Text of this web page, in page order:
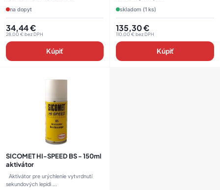
na dopyt
34,44€
28,00 €bez DPH
Kúpiť
skladom (1 ks)
135,30€
110,00€bez DPH
Kúpiť
SICOMET HI-SPEED BS - 150ml
aktivátor
sekundových lepidi ...